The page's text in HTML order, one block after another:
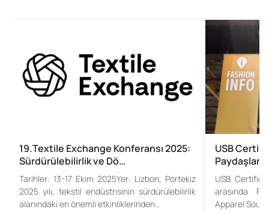
19.Textile Exchange Konferansı 2025:
Sürdürülebilirlik ve Dö…
Tarihler: 13-17 Ekim 2025Yer: Lizbon, Portekiz
2025 yılı, tekstil endüstrisinin sürdürülebilirlik
alanındaki en önemli etkinliklerinden…
USB
USB
arasında
Apparel